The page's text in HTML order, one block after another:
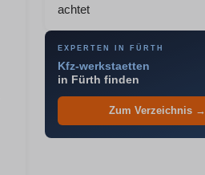
achtet
EXPERTEN IN FÜRTH
Kfz-werkstaetten
in Fürth finden
Zum Verzeichnis →